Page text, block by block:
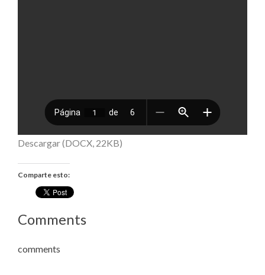
Descargar (DOCX, 22KB)
Comparte esto:
Comments
comments